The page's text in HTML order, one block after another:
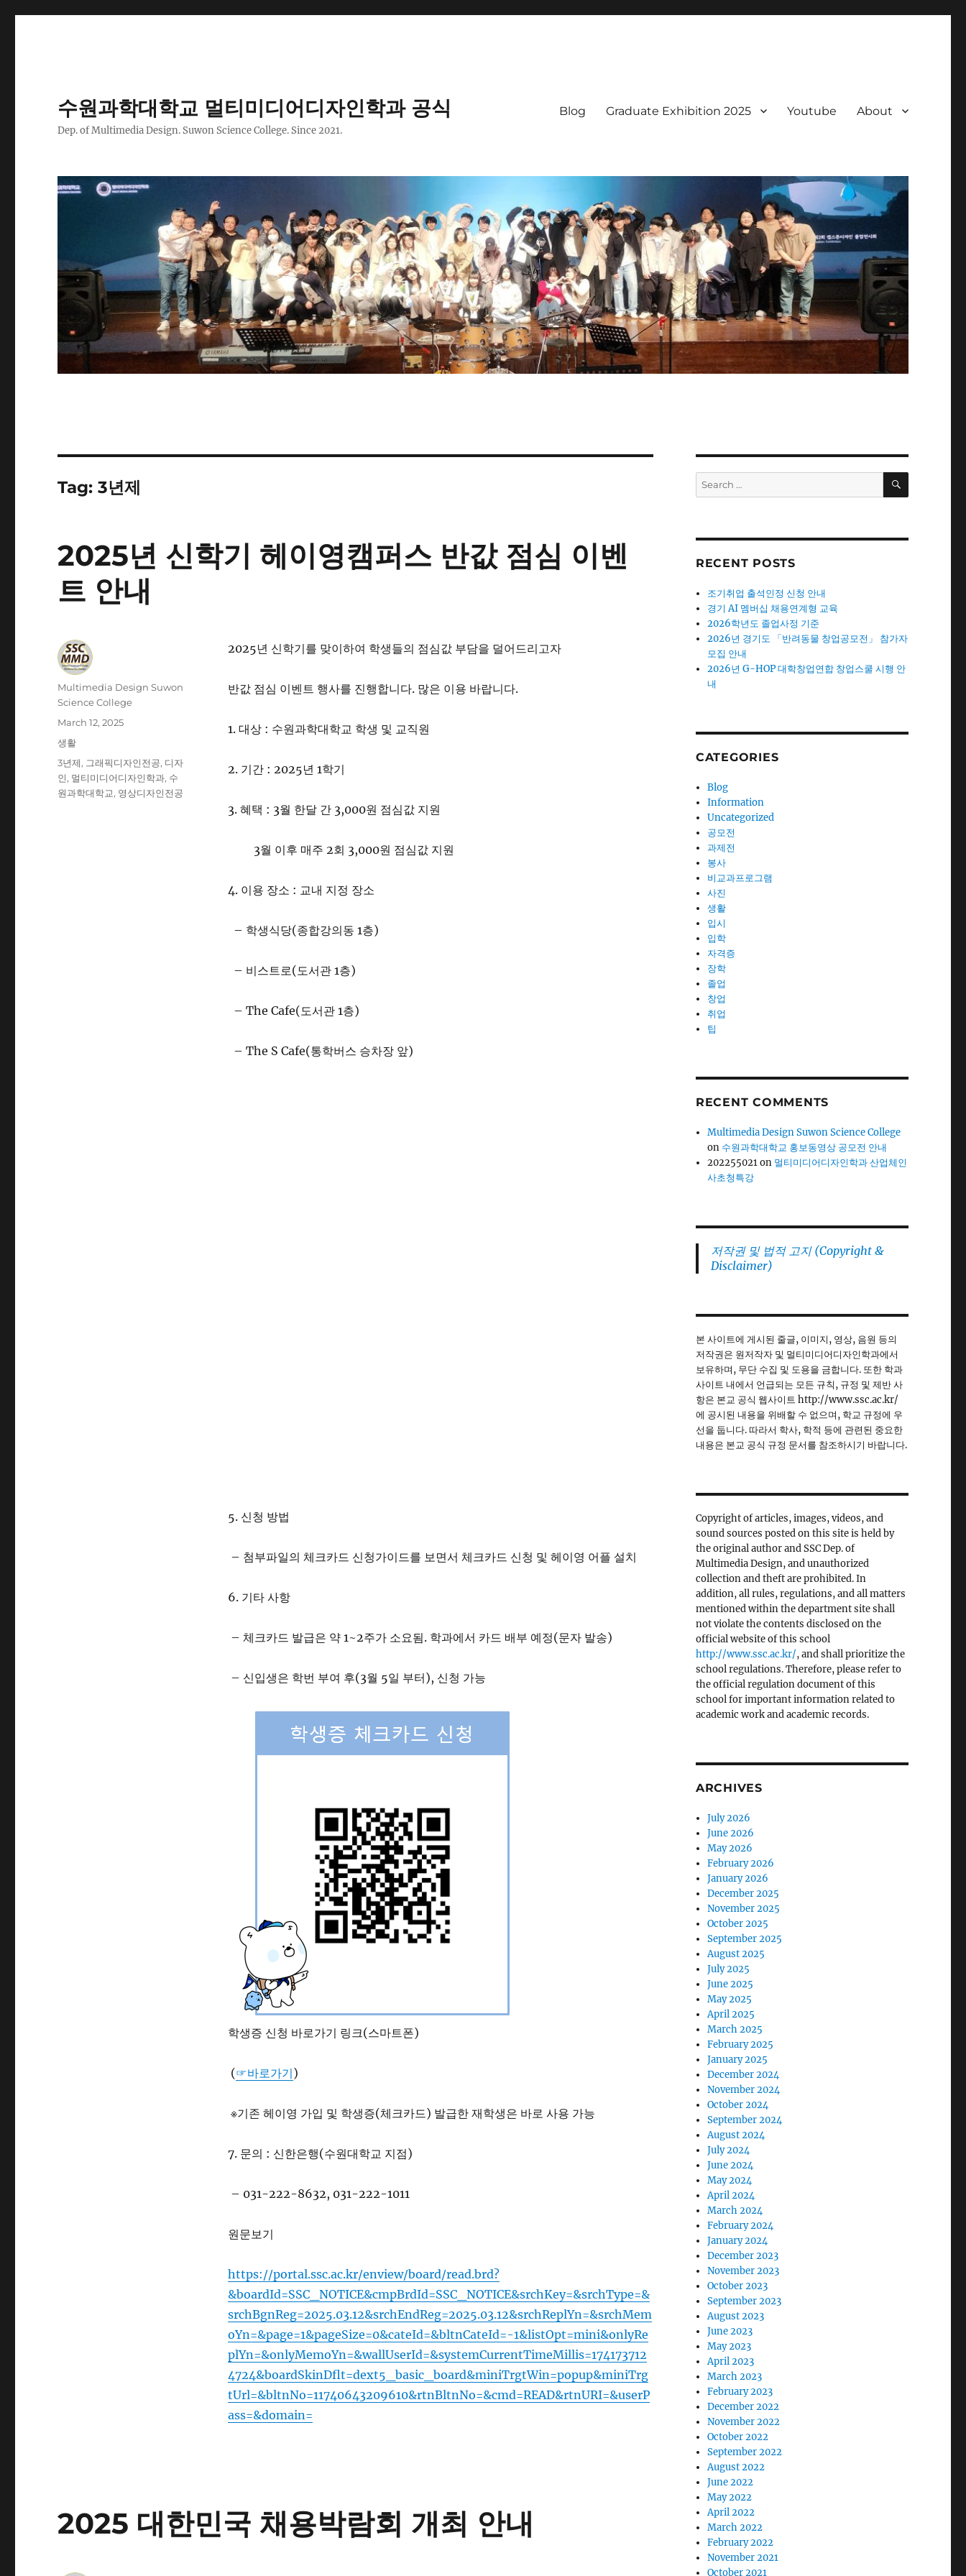
수원과학대학교 멀티미디어디자인학과 공식
Dep. of Multimedia Design. Suwon Science College. Since 2021.
Blog Graduate Exhibition 2025 Youtube About
Tag:3년제
2025년 신학기 헤이영캠퍼스 반값 점심 이벤
트 안내
2025년 신학기를 맞이하여 학생들의 점심값 부담을 덜어드리고자
반값 점심 이벤트 행사를 진행합니다. 많은 이용 바랍니다.
1. 대상 : 수원과학대학교 학생 및 교직원
2. 기간 : 2025년 1학기
3. 혜택 : 3월 한달 간 3,000원 점심값 지원
3월 이후 매주 2회 3,000원 점심값 지원
4. 이용 장소 : 교내 지정 장소
– 학생식당(종합강의동 1층)
– 비스트로(도서관 1층)
– The Cafe(도서관 1층)
– The S Cafe(통학버스 승차장 앞)
학생증 신청 바로가기 링크(스마트폰)
※기존 헤이영 가입 및 학생증(체크카드) 발급한 재학생은 바로 사용 가능
7. 문의 : 신한은행(수원대학교 지점)
– 031-222-8632, 031-222-1011
&boardId=SSC_NOTICE&cmpBrdId=SSC_NOTICE&srchKey=&srchType=&
oYn=&page=1&pageSize=0&cateId=&bltnCateId=-1&listOpt=mini&onlyRe
4724&boardSkinDflt=dext5_basic_board&miniTrgtWin=popup&miniTrg
ass=&domain=
Author
Multimedia Design Suwon
Science College
Posted
on
March 12, 2025
Categories
생활
Tags
3년제, 그래픽디자인전공, 디자
인, 멀티미디어디자인학과, 수
원과학대학교, 영상디자인전공
2025 대한민국 채용박람회 개최 안내
기업과 청년의 성장을 함께하는 대한민국 채용박람회가 아래와 같이
□(명칭)“기업과 청년의 성장을 함께하는, 대한민국 채용박람회”
Tags
3년제,그래픽디자인전공
디자
인,멀티미디어,멀티미디어디
Search
for:
SEARCH
RECENT POSTS
조기취업 출석인정 신청 안내
경기 AI 멤버십 채용연계형 교육
2026학년도 졸업사정 기준
2026년 경기도 「반려동물 창업공모전」 참가자
모집 안내
2026년 G-HOP 대학창업연합 창업스쿨 시행 안
내
CATEGORIES
Blog
Information
Uncategorized
공모전
과제전
봉사
비교과프로그램
사진
생활
입시
입학
자격증
장학
졸업
창업
취업
팁
RECENT COMMENTS
Multimedia Design Suwon Science College
on 수원과학대학교 홍보동영상 공모전 안내
202255021on 멀티미디어디자인학과 산업체인
사초청특강
저작권 및 법적 고지 (Copyright &
Disclaimer)
본 사이트에 게시된 줄글, 이미지, 영상, 음원 등의
저작권은 원저작자 및 멀티미디어디자인학과에서
보유하며, 무단 수집 및 도용을 금합니다. 또한 학과
사이트 내에서 언급되는 모든 규칙, 규정 및 제반 사
항은 본교 공식 웹사이트 http://www.ssc.ac.kr/
에 공시된 내용을 위배할 수 없으며, 학교 규정에 우
선을 둡니다. 따라서 학사, 학적 등에 관련된 중요한
내용은 본교 공식 규정 문서를 참조하시기 바랍니다.
Copyright of articles, images, videos, and
sound sources posted on this site is held by
the original author and SSC Dep. of
Multimedia Design, and unauthorized
collection and theft are prohibited. In
addition, all rules, regulations, and all matters
mentioned within the department site shall
not violate the contents disclosed on the
official website of this school
http://www.ssc.ac.kr/, and shall prioritize the
school regulations. Therefore, please refer to
the official regulation document of this
school for important information related to
academic work and academic records.
ARCHIVES
July 2026
June 2026
May 2026
February 2026
January 2026
December 2025
November 2025
October 2025
September 2025
August 2025
July 2025
June 2025
May 2025
April 2025
March 2025
February 2025
January 2025
December 2024
November 2024
October 2024
September 2024
August 2024
July 2024
June 2024
May 2024
April 2024
March 2024
February 2024
January 2024
December 2023
November 2023
October 2023
September 2023
August 2023
June 2023
May 2023
April 2023
March 2023
February 2023
December 2022
November 2022
October 2022
September 2022
August 2022
June 2022
May 2022
April 2022
March 2022
February 2022
November 2021
October 2021